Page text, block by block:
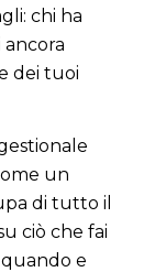
chi ha
dei tuoi
un
di tutto il
ciò che fai
e